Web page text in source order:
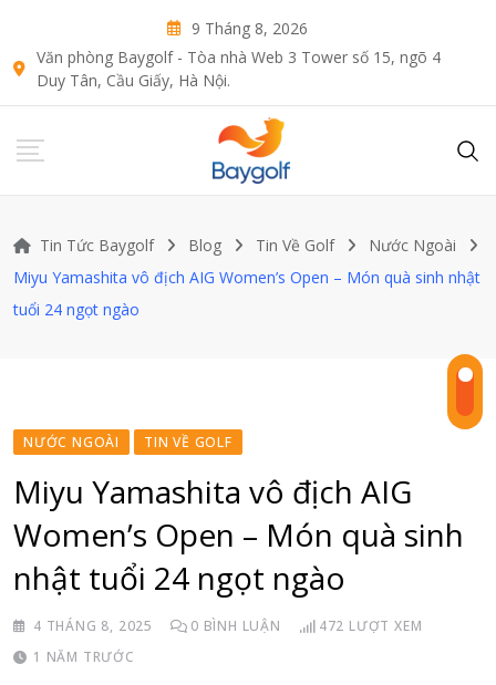
content
9 Tháng 8, 2026
Văn phòng Baygolf - Tòa nhà Web 3 Tower số 15, ngõ 4
Duy Tân, Cầu Giấy, Hà Nội.
Tin Tức Baygolf Blog Tin Về Golf
Nước Ngoài
Miyu Yamashita vô địch AIG Women’s Open – Món quà sinh nhật
tuổi 24 ngọt ngào
NƯỚC NGOÀI TIN VỀ GOLF
Miyu Yamashita vô địch AIG
Women’s Open – Món quà sinh
nhật tuổi 24 ngọt ngào
4 THÁNG 8, 2025 0 BÌNH LUẬN 472 LƯỢT XEM
1 NĂM TRƯỚC